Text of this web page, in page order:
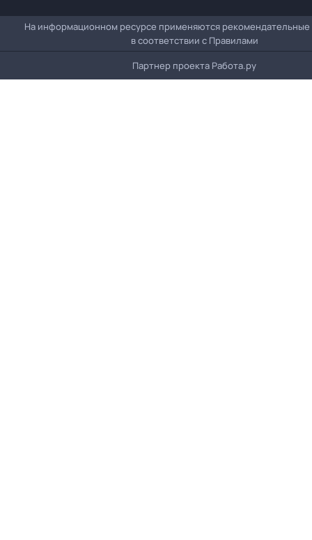
На информационном ресурсе применяются рекомендательные
в соответствии с Правилами
Партнер проекта Работа.ру